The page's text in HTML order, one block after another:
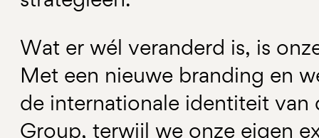
Wat er wél veranderd is, is
Met een nieuwe branding en
de internationale identiteit van
Group, terwijl we onze eigen